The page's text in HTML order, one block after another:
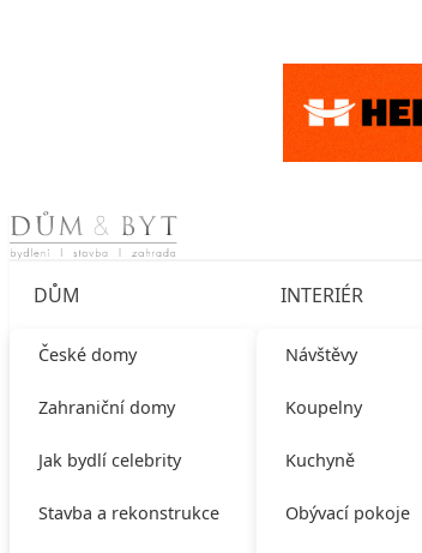
Skip to content
DŮM
České domy
Zahraniční domy
Jak bydlí celebrity
Stavba a rekonstrukce
INTERIÉR
Návštěvy
Koupelny
Kuchyně
Obývací pokoje